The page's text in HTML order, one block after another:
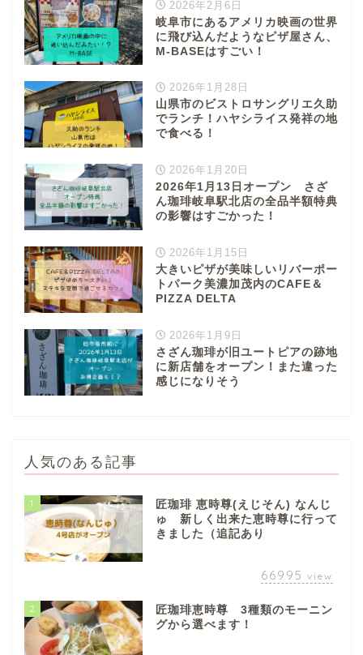
2026年2月6日
岐阜市にあるアメリカ映画の世界
に飛び込んだようなピザ屋さん、
M-BASEはすごい！
2026年1月28日
山県市のビストロサングリエ久助
でランチ！ハヤシライス発祥の地
で食べる！
2026年1月20日
2026年1月13日オープン さざ
ん珈琲岐阜駅北店の全品半額特典
の影響はすごかった！
2026年1月15日
大きいピザが美味しいリバーポー
トパーク美濃加茂内のCAFE＆
PIZZA DELTA
2026年1月9日
さざん珈琲が旧ユートピアの跡地
に新店舗をオープン！また違った
感じになりそう
人気のある記事
1
匠珈琲 恵時尊(えじそん) なんじ
ゅ 新しく出来た恵時尊に行って
きました（追記あり
66995 view
2
匠珈琲恵時尊 3種類のモーニン
グから選べます！